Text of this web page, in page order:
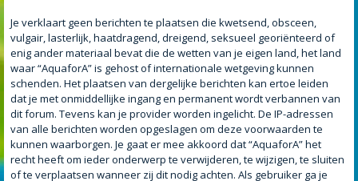
Je verklaart geen berichten te plaatsen die kwetsend, obsceen,
vulgair, lasterlijk, haatdragend, dreigend, seksueel georiënteerd of
enig ander materiaal bevat die de wetten van je eigen land, het land
waar “AquaforA” is gehost of internationale wetgeving kunnen
schenden. Het plaatsen van dergelijke berichten kan ertoe leiden
dat je met onmiddellijke ingang en permanent wordt verbannen van
dit forum. Tevens kan je provider worden ingelicht. De IP-adressen
van alle berichten worden opgeslagen om deze voorwaarden te
kunnen waarborgen. Je gaat er mee akkoord dat “AquaforA” het
recht heeft om ieder onderwerp te verwijderen, te wijzigen, te sluiten
of te verplaatsen wanneer zij dit nodig achten. Als gebruiker ga je